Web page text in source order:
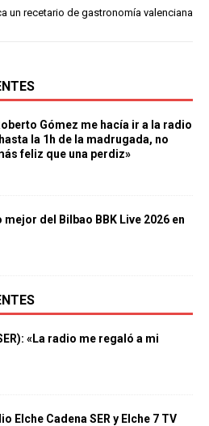
un recetario de gastronomía valenciana
Gómez me hacía ir a la radio
la 1h de la madrugada, no
feliz que una perdiz»
del Bilbao BBK Live 2026 en
«La radio me regaló a mi
Elche Cadena SER y Elche 7 TV